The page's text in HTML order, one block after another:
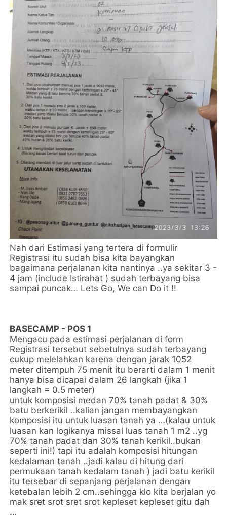
Nah dari Estimasi yang tertera di formulir
Registrasi itu sudah bisa kita bayangkan
bagaimana perjalanan kita nantinya ..ya sekitar 3 -
4 jam (include Istirahat ) sudah terbayang bisa
sampai puncak… Lets Go, We can Do it !!
BASECAMP - POS 1
Mengacu pada estimasi perjalanan di form
Registrasi tersebut sebetulnya sudah terbayang
cukup melelahkan karena dengan jarak 1052
meter ditempuh 75 menit itu berarti dalam 1 menit
hanya bisa dicapai dalam 26 langkah (jika 1
langkah = 0.5 meter)
untuk komposisi medan 70% tanah padat & 30%
batu berkerikil ..kalian jangan membayangkan
komposisi itu untuk luasan tanah ya …(kalau untuk
luasan kan logikanya missal luas tanah 1 m2 ..yg
70% tanah padat dan 30% tanah kerikil..bukan
seperti ini!) tapi itu adalah komposisi hitungan
kedalaman tanah ..jadi kalau di hitung dari
permukaan tanah kedalam tanah ) jadi batu kerikil
itu tersebar di sepanjang perjalanan dengan
ketebalan lebih 2 cm..sehingga klo kita berjalan yo
mak sret srot sret srot kepleset kepleset gitu dah
…